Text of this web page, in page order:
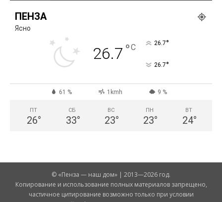
ПЕНЗА
Ясно
26.7 °C 26.7°
26.7°
61 % 1kmh 9 %
ПТ
26°
СБ
33°
ВС
23°
ПН
23°
ВТ
24°
© «Пенза — наш дом» | 2013—2026 год.
Копирование и использование полных материалов запрещено,
частичное цитирование возможно только при условии